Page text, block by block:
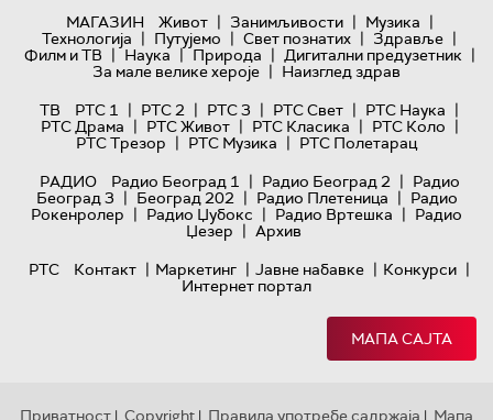
МАГАЗИН
Живот | Занимљивости | Музика |
Технологијa | Путујемо | Свет познатих | Здравље |
Филм и ТВ | Наука | Природа | Дигитални предузетник |
За мале велике хероје | Наизглед здрав
ТВ
РТС 1 | РТС 2 | РТС 3 | РТС Свет | РТС Наука |
РТС Драма | РТС Живот | РТС Класика | РТС Коло |
РТС Трезор | РТС Музика | РТС Полетарац
РАДИО
Радио Београд 1 | Радио Београд 2 | Радио
Београд 3 | Београд 202 | Радио Плетеница | Радио
Рокенролер | Радио Џубокс | Радио Вртешка | Радио
Џезер | Архив
РТС
Контакт | Маркетинг | Јавне набавке | Конкурси |
Интернет портал
МАПА САЈТА
Приватност | Copyright | Правила употребе садржаја | Мапа